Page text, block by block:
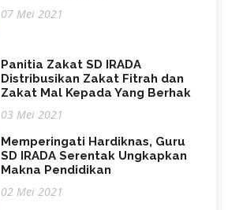
07 Mei 2021
Panitia Zakat SD IRADA
Distribusikan Zakat Fitrah dan
Zakat Mal Kepada Yang Berhak
03 Mei 2021
Memperingati Hardiknas, Guru
SD IRADA Serentak Ungkapkan
Makna Pendidikan
02 Mei 2021